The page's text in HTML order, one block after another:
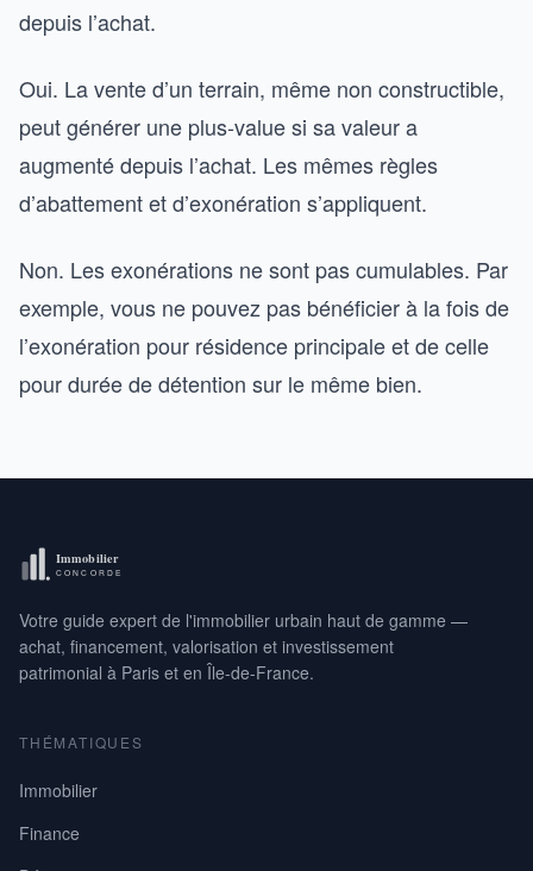
depuis l’achat.
Oui. La vente d’un terrain, même non constructible,
peut générer une plus-value si sa valeur a
augmenté depuis l’achat. Les mêmes règles
d’abattement et d’exonération s’appliquent.
Non. Les exonérations ne sont pas cumulables. Par
exemple, vous ne pouvez pas bénéficier à la fois de
l’exonération pour résidence principale et de celle
pour durée de détention sur le même bien.
Votre guide expert de l'immobilier urbain haut de gamme —
achat, financement, valorisation et investissement
patrimonial à Paris et en Île-de-France.
THÉMATIQUES
Immobilier
Finance